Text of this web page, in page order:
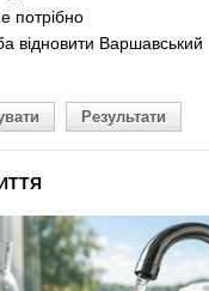
потрібно
відновити Варшавський
Результати